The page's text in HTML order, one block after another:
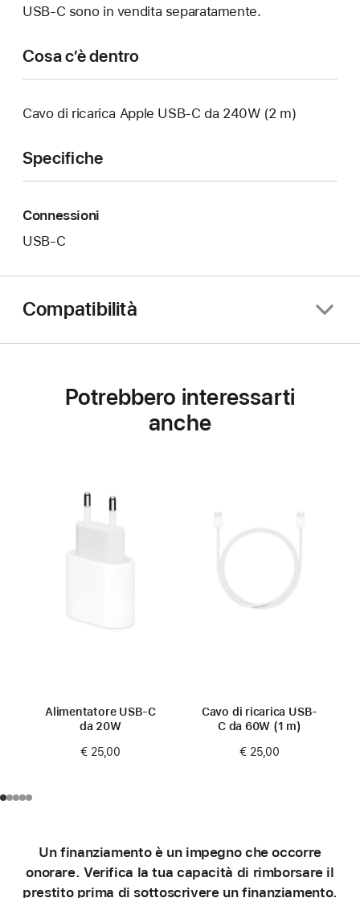
USB‑C sono in vendita separatamente.
Cosa c’è dentro
Cavo di ricarica Apple USB‑C da 240W (2 m)
Specifiche
Connessioni
USB‑C
Compatibilità
Potrebbero interessarti
anche
Alimentatore USB‑C
da 20W
€ 25,00
Cavo di ricarica USB-
C da 60W (1 m)
€ 25,00
Un finanziamento è un impegno che occorre
onorare. Verifica la tua capacità di rimborsare il
prestito prima di sottoscrivere un finanziamento.